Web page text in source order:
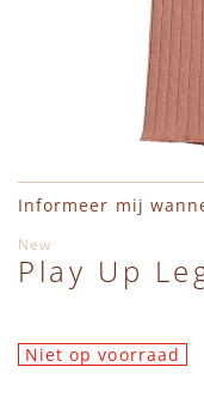
Ga naar het begin
Informeer mij
New
Play Up
Niet op voorraad